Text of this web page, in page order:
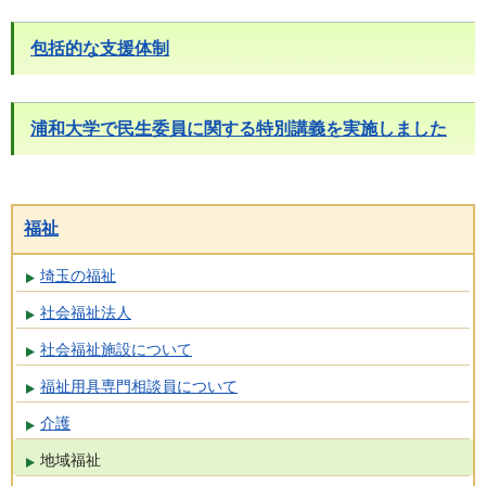
包括的な支援体制
浦和大学で民生委員に関する特別講義を実施しました
福祉
埼玉の福祉
社会福祉法人
社会福祉施設について
福祉用具専門相談員について
介護
地域福祉